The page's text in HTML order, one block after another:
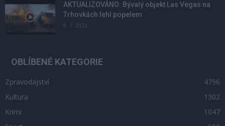
AKTUALIZOVÁNO: Bývalý objekt Las Vegas na
Trhovkách lehl popelem
8. 7. 2023
OBLÍBENÉ KATEGORIE
Zpravodajství
4756
Kultura
1302
Krimi
1047